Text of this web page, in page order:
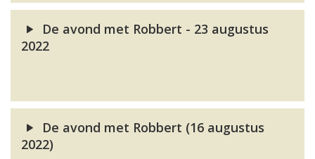
De avond met Robbert - 23 augustus
2022
De avond met Robbert (16 augustus
2022)